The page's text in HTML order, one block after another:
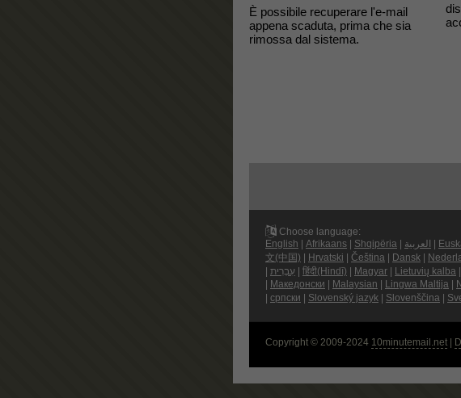
È possibile recuperare l'e-mail
appena scaduta, prima che sia
rimossa dal sistema.
Choose language:
English | Afrikaans | Shqipëria | العربية |
文(中国) | Hrvatski | Čeština | Dansk |
| עִבְרִית | हिंदी(Hindī) | Magyar | Lietuvių kalba |
| Македонски | Malaysian | Lingwa Maltija |
| српски | Slovenský jazyk | Slovenščina |
Copyright © 2009-2024 10minutemail.net |